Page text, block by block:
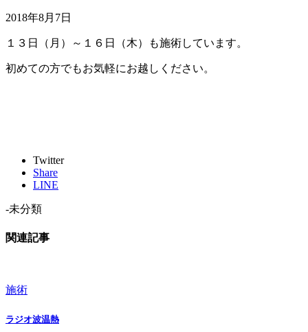
2018年8月7日
１３日（月）～１６日（木）も施術しています。
初めての方でもお気軽にお越しください。
Twitter
Share
LINE
-未分類
関連記事
施術
ラジオ波温熱